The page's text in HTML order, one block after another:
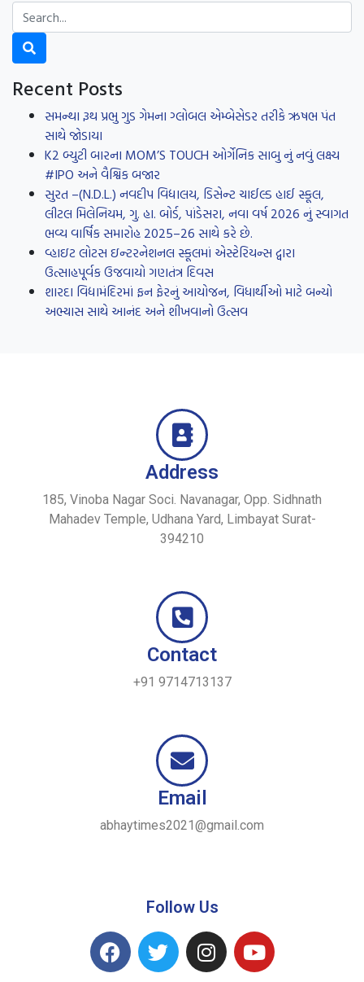
Recent Posts
સમન્થા રૂથ પ્રભુ ગુડ ગેમના ગ્લોબલ એમ્બેસેડર તરીકે ઋષભ પંત
સાથે જોડાયા
K2 બ્યુટી બારના MOM’S TOUCH ઓર્ગેનિક સાબુ નું નવું લક્ષ્ય
#IPO અને વૈશ્વિક બજાર
સુરત –(N.D.L.) નવદીપ વિદ્યાલય, ડિસેન્ટ ચાઈલ્ડ હાઈ સ્કૂલ,
લીટલ મિલેનિયમ, ગુ. હા. બોર્ડ, પાંડેસરા, નવા વર્ષ 2026 નું સ્વાગત
ભવ્ય વાર્ષિક સમારોહ 2025–26 સાથે કરે છે.
વ્હાઇટ લોટસ ઇન્ટરનેશનલ સ્કૂલમાં એસ્ટેરિયન્સ દ્વારા
ઉત્સાહપૂર્વક ઉજવાયો ગણતંત્ર દિવસ
શારદા વિદ્યામંદિરમાં ફન ફેરનું આયોજન, વિધાર્થીઓ માટે બન્યો
અભ્યાસ સાથે આનંદ અને શીખવાનો ઉત્સવ
Address
185, Vinoba Nagar Soci. Navanagar, Opp. Sidhnath
Mahadev Temple, Udhana Yard, Limbayat Surat-
394210
Contact
+91 9714713137
Email
abhaytimes2021@gmail.com
Follow Us